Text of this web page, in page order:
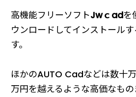
高機能フリーソフトJwｃadを
ウンロードしてインストール
す。
ほかのAUTO Cadなどは数十
万円を越えるような高価なもの